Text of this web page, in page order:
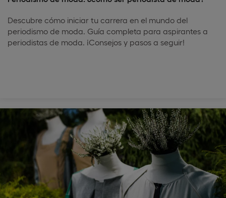
Descubre cómo iniciar tu carrera en el mundo del
periodismo de moda. Guía completa para aspirantes a
periodistas de moda. ¡Consejos y pasos a seguir!